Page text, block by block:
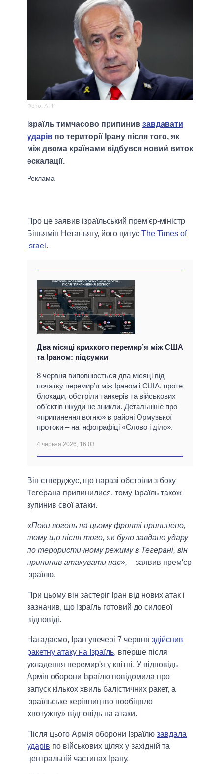
Фото: AFP
Ізраїль тимчасово припинив завдавати
ударів по території Ірану після того, як
між двома країнами відбувся новий виток
ескалації.
Про це заявив ізраїльський прем'єр-міністр
Біньямін Нетаньягу, його цитує The Times of
Israel .
Два місяці крихкого перемир’я між США
та Іраном: підсумки
8 червня виповнюється два місяці від
початку перемир’я між Іраном і США, проте
блокади, обстріли танкерів та військових
об’єктів нікуди не зникли. Детальніше про
«припинення вогню» в районі Ормузької
протоки – на інфографіці «Слово і діло».
4 червня 2026, 16:03
Він стверджує, що наразі обстріли з боку
Тегерана припинилися, тому Ізраїль також
зупинив свої атаки.
«Поки вогонь на цьому фронті припинено,
тому що після того, як було завдано удару
по терористичному режиму в Тегерані, він
припинив атакувати нас», – заявив прем'єр
Ізраїлю.
При цьому він застеріг Іран від нових атак і
зазначив, що Ізраїль готовий до силової
відповіді.
Нагадаємо, Іран увечері 7 червня здійснив
ракетну атаку на Ізраїль, вперше після
укладення перемир'я у квітні. У відповідь
Армія оборони Ізраїлю повідомила про
запуск кількох хвиль балістичних ракет, а
ізраїльське керівництво пообіцяло
«потужну» відповідь на атаки.
Після цього Армія оборони Ізраїлю завдала
ударів по військових цілях у західній та
центральній частинах Ірану.